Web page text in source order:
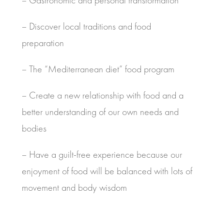
– Discover local traditions and food
preparation
– The “Mediterranean diet” food program
– Create a new relationship with food and a
better understanding of our own needs and
bodies
– Have a guilt-free experience because our
enjoyment of food will be balanced with lots of
movement and body wisdom